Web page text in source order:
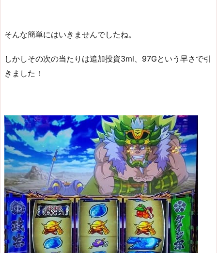
そんな簡単にはいきませんでしたね。
しかしその次の当たりは追加投資3ml、97Gという早さで引
きました！